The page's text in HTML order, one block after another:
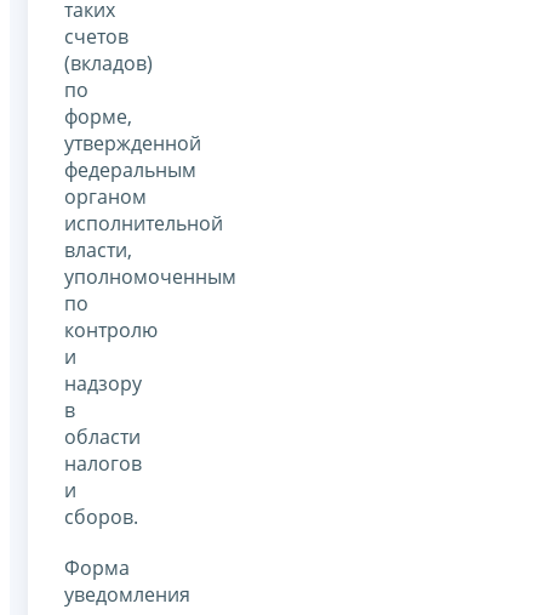
таких
счетов
(вкладов)
по
форме,
утвержденной
федеральным
органом
исполнительной
власти,
уполномоченным
по
контролю
и
надзору
в
области
налогов
и
сборов.
Форма
уведомления